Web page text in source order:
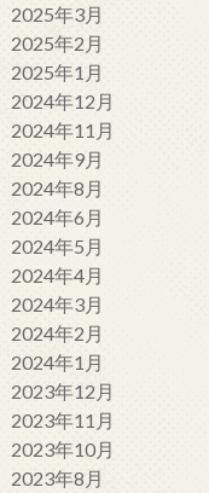
2025年3月
2025年2月
2025年1月
2024年12月
2024年11月
2024年9月
2024年8月
2024年6月
2024年5月
2024年4月
2024年3月
2024年2月
2024年1月
2023年12月
2023年11月
2023年10月
2023年8月